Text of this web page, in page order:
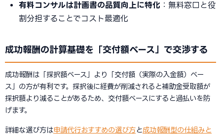
有料コンサルは計画書の品質向上に特化 ：無料窓口と役
割分担することでコスト最適化
成功報酬の計算基礎を「交付額ベース」で交渉する
成功報酬は「採択額ベース」より「交付額（実際の入金額）ベー
ス」の方が有利です。採択後に経費が削減されると補助金受取額が
採択額より減ることがあるため、交付額ベースにすると過払いを防
げます。
詳細な選び方は申請代行おすすめの選び方 と成功報酬型の仕組みと